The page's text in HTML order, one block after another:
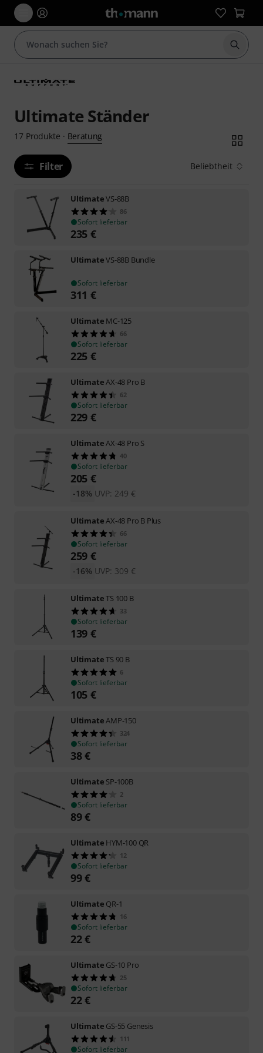
Suche
Ultimate Ständer
17 Produkte · Beratung
Filter Beliebtheit
UltimateVS-88B
86
Sofort lieferbar
235 €
UltimateVS-88B Bundle
Sofort lieferbar
311 €
Ultimate MC-125
66
Sofort lieferbar
225 €
UltimateAX-48 Pro B
62
Sofort lieferbar
229 €
UltimateAX-48 Pro S
40
Sofort lieferbar
205 €
UVP: 249 €
-18%
UltimateAX-48 Pro B Plus
66
Sofort lieferbar
259 €
UVP: 309 €
-16%
UltimateTS 100 B
33
Sofort lieferbar
139 €
UltimateTS 90 B
6
Sofort lieferbar
105 €
UltimateAMP-150
324
Sofort lieferbar
38€
Ultimate SP-100B
2
Sofort lieferbar
89€
Ultimate HYM-100 QR
12
Sofort lieferbar
99€
Ultimate QR-1
16
Sofort lieferbar
22€
Ultimate GS-10 Pro
25
Sofort lieferbar
22€
Ultimate GS-55 Genesis
111
Sofort lieferbar